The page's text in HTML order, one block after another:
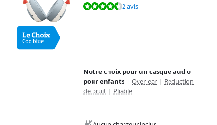
La note est de 8,6 sur 10, basée sur 2 avis.2 avis
Notre choix pour un casque audio
pour enfants | Over-ear | Réduction
de bruit | Pliable